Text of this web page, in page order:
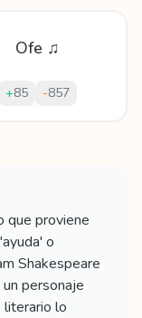
Ofe ♫
+85 -857
que proviene
o
Shakespeare
personaje
literario lo